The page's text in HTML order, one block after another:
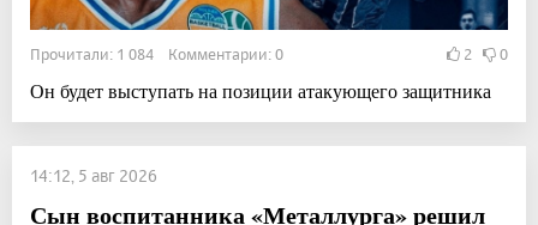
Прочитали: 1 084 Комментарии: 0 2 0
Он будет выступать на позиции атакующего защитника
14:12, 5 авг 2026
Сын воспитанника «Металлурга» решил